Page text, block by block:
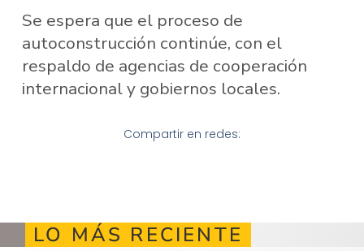
Se espera que el proceso de
autoconstrucción continúe, con el
respaldo de agencias de cooperación
internacional y gobiernos locales.
Compartir en redes:
LO MÁS RECIENTE